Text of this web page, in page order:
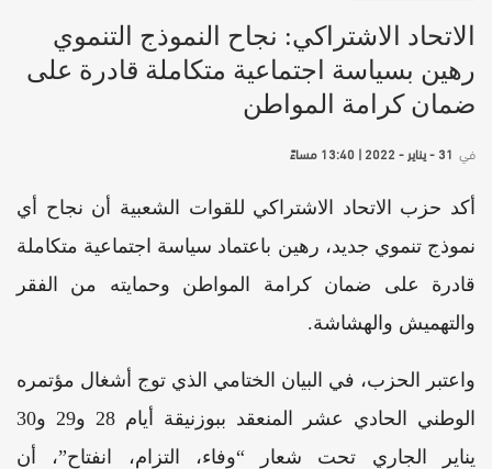
الاتحاد الاشتراكي: نجاح النموذج التنموي
رهين بسياسة اجتماعية متكاملة قادرة على
ضمان كرامة المواطن
في 31 - يناير - 2022 | 13:40 مساءً
أكد حزب الاتحاد الاشتراكي للقوات الشعبية أن نجاح أي
نموذج تنموي جديد، رهين باعتماد سياسة اجتماعية متكاملة
قادرة على ضمان كرامة المواطن وحمايته من الفقر
والتهميش والهشاشة.
واعتبر الحزب، في البيان الختامي الذي توج أشغال مؤتمره
الوطني الحادي عشر المنعقد ببوزنيقة أيام 28 و29 و30
يناير الجاري تحت شعار “وفاء، التزام، انفتاح”، أن